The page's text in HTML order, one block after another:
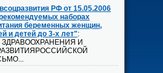
РФ от 15.05.2006
наборах
беременных женщин,
и детей до 3-х лет":
И